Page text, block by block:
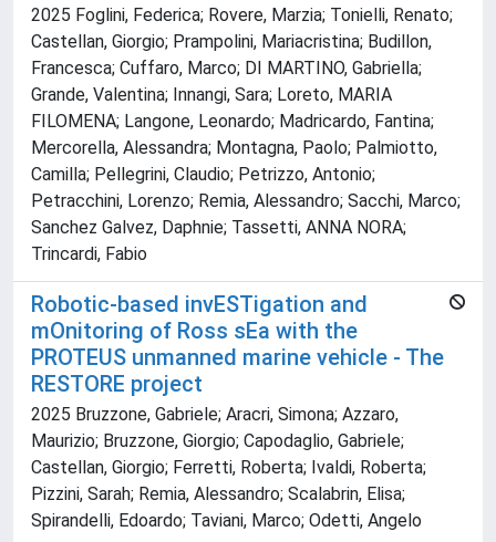
2025 Foglini, Federica; Rovere, Marzia; Tonielli, Renato;
Castellan, Giorgio; Prampolini, Mariacristina; Budillon,
Francesca; Cuffaro, Marco; DI MARTINO, Gabriella;
Grande, Valentina; Innangi, Sara; Loreto, MARIA
FILOMENA; Langone, Leonardo; Madricardo, Fantina;
Mercorella, Alessandra; Montagna, Paolo; Palmiotto,
Camilla; Pellegrini, Claudio; Petrizzo, Antonio;
Petracchini, Lorenzo; Remia, Alessandro; Sacchi, Marco;
Sanchez Galvez, Daphnie; Tassetti, ANNA NORA;
Trincardi, Fabio
Robotic-based invESTigation and
mOnitoring of Ross sEa with the
PROTEUS unmanned marine vehicle - The
RESTORE project
2025 Bruzzone, Gabriele; Aracri, Simona; Azzaro,
Maurizio; Bruzzone, Giorgio; Capodaglio, Gabriele;
Castellan, Giorgio; Ferretti, Roberta; Ivaldi, Roberta;
Pizzini, Sarah; Remia, Alessandro; Scalabrin, Elisa;
Spirandelli, Edoardo; Taviani, Marco; Odetti, Angelo